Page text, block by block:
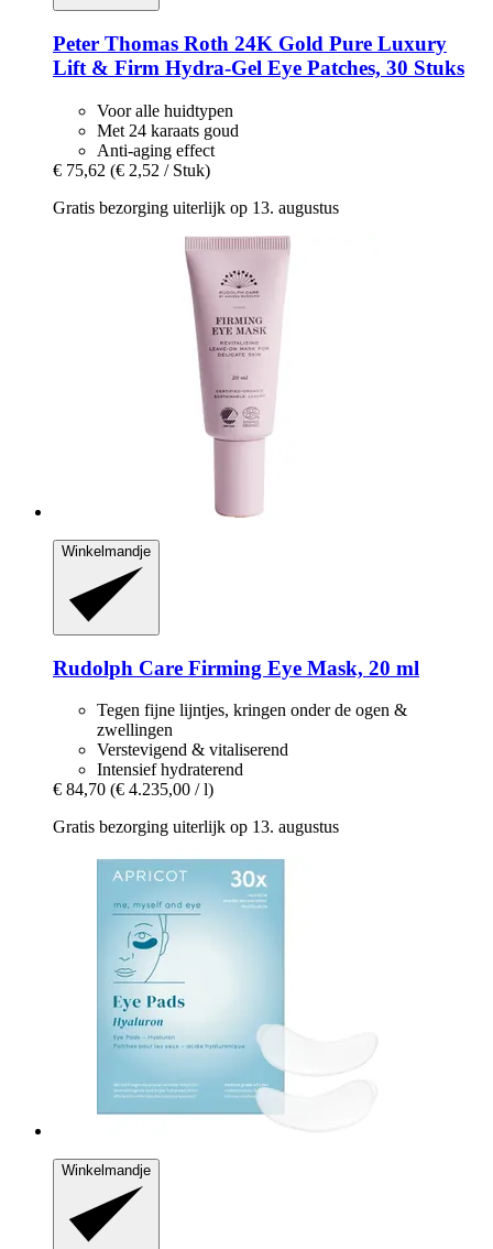
Peter Thomas Roth 24K Gold Pure Luxury
Lift & Firm Hydra-​Gel Eye Patches, 30 Stuks
Voor alle huidtypen
Met 24 karaats goud
Anti-aging effect
€ 75,62 (€ 2,52 / Stuk)
Gratis bezorging uiterlijk op 13. augustus
Winkelmandje
Rudolph Care Firming Eye Mask, 20 ml
Tegen fijne lijntjes, kringen onder de ogen &
zwellingen
Verstevigend & vitaliserend
Intensief hydraterend
€ 84,70 (€ 4.235,00 / l)
Gratis bezorging uiterlijk op 13. augustus
Winkelmandje